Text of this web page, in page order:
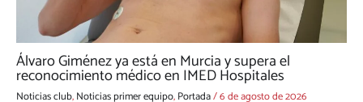
Álvaro Giménez ya está en Murcia y supera el
reconocimiento médico en IMED Hospitales
Noticias club,Noticias primer equipo,Portada/6 de agosto de 2026